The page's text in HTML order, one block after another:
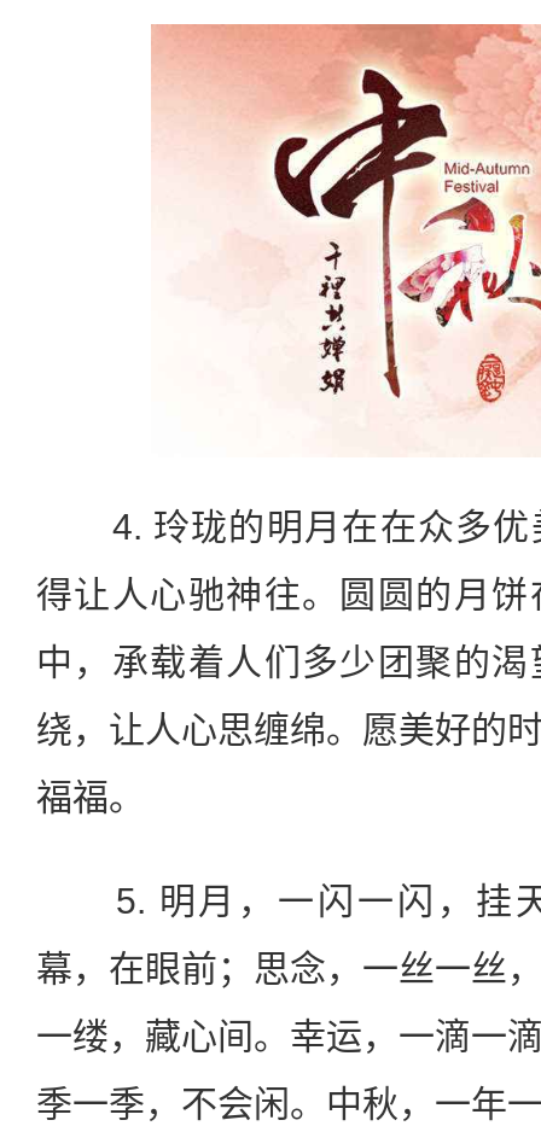
4. 玲珑的明月在在众多优
得让人心驰神往。圆圆的月
中，承载着人们多少团聚的
绕，让人心思缠绵。愿美好的
福福。
5. 明月，一闪一闪，挂
幕，在眼前；思念，一丝一丝
一缕，藏心间。幸运，一滴一
季一季，不会闲。中秋，一年